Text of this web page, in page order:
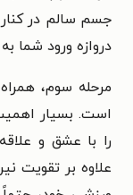
جسم سالم در
دروازه ورود شما
مرحله سوم،
است. بسیار
را با عشق و
علاوه بر تقویت